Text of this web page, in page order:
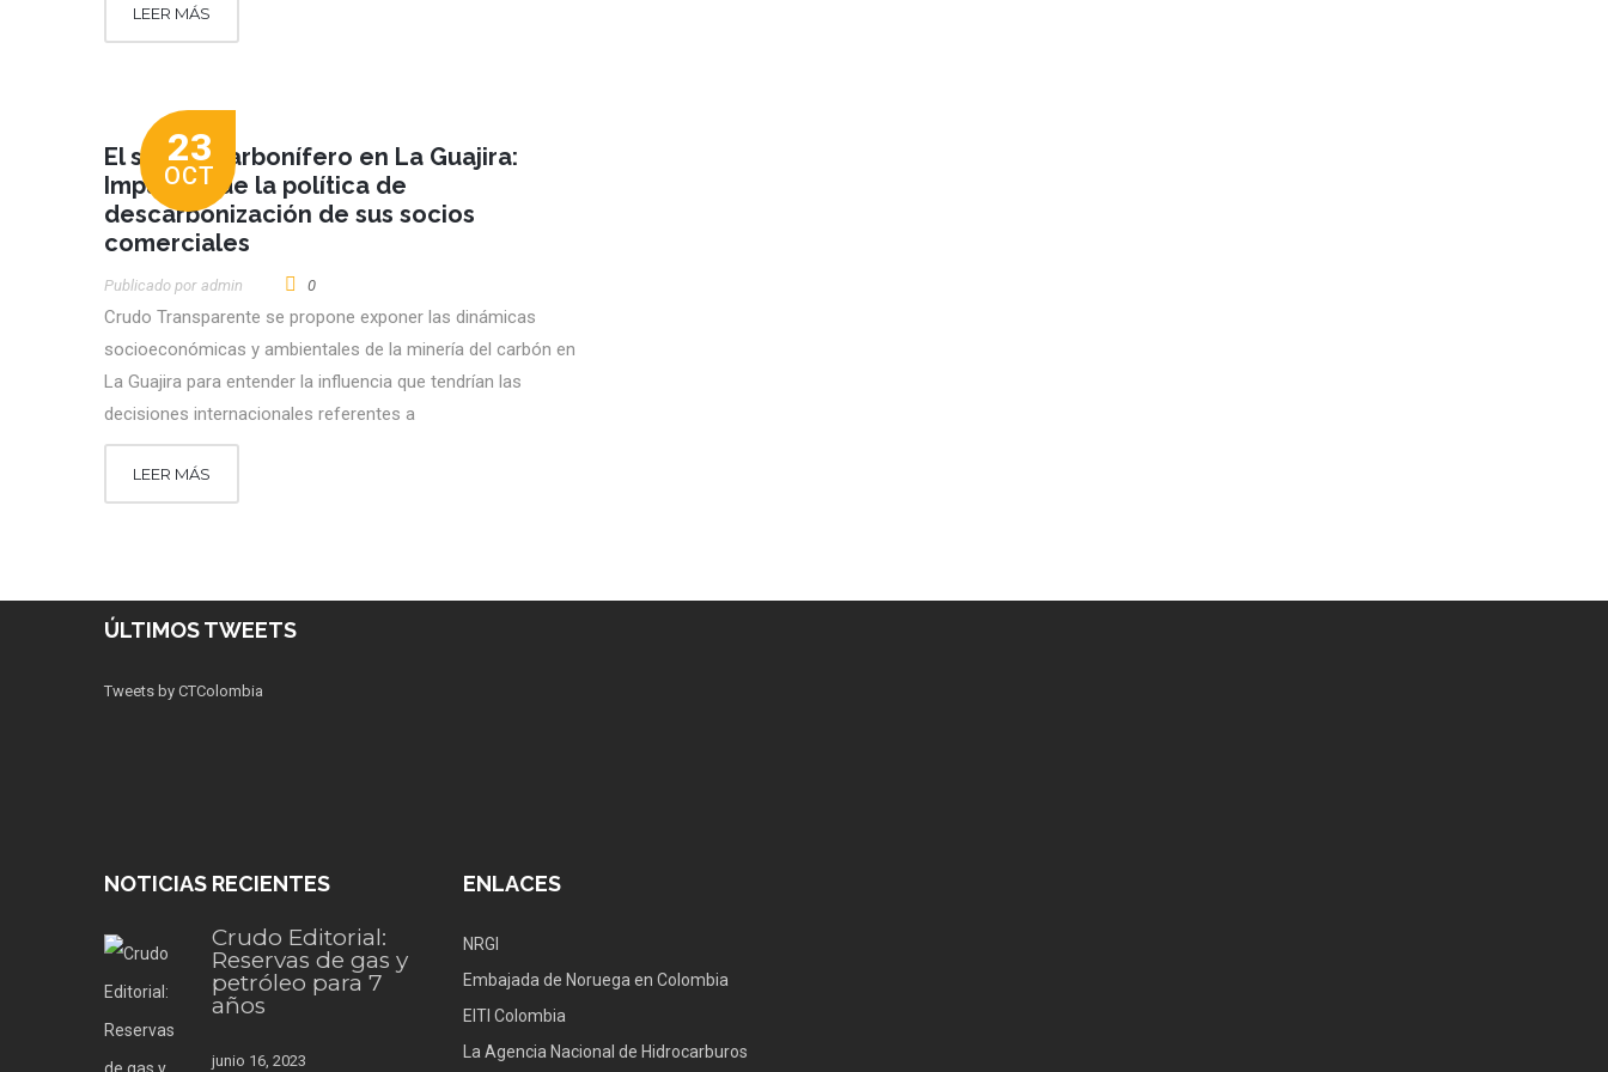
LEER MÁS
23
OCT
El sector carbonífero en La Guajira:
Impactos de la política de
descarbonización de sus socios
comerciales
Publicado por Admin 0
Crudo Transparente se propone exponer las dinámicas
socioeconómicas y ambientales de la minería del carbón en
La Guajira para entender la influencia que tendrían las
decisiones internacionales referentes a
LEER MÁS
ÚLTIMOS TWEETS
Tweets by CTColombia
NOTICIAS RECIENTES
Crudo Editorial:
Reservas de gas y
petróleo para 7
años
junio 16, 2023
ENLACES
NRGI
Embajada de Noruega en Colombia
EITI Colombia
La Agencia Nacional de Hidrocarburos